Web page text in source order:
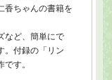
香ちゃんの書籍を
など、簡単にで
。付録の「リン
す。